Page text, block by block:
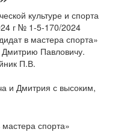
культуре и спорта
г № 1-5-170/2024
в мастера спорта»
Павловичу.
П.В.
и Дмитрия с высоким,